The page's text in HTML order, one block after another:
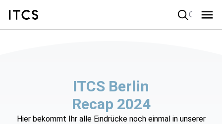
ITCS Berlin
Recap 2024
Hier bekommt Ihr alle Eindrücke noch einmal in unserer